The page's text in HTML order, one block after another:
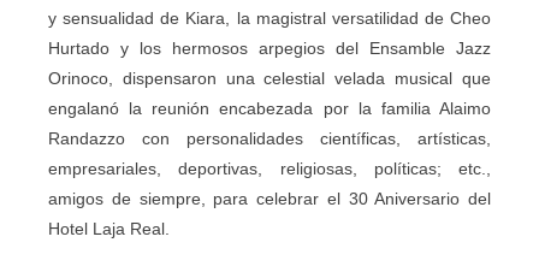
y sensualidad de Kiara, la magistral versatilidad de Cheo
Hurtado y los hermosos arpegios del Ensamble Jazz
Orinoco, dispensaron una celestial velada musical que
engalanó la reunión encabezada por la familia Alaimo
Randazzo con personalidades científicas, artísticas,
empresariales, deportivas, religiosas, políticas; etc.,
amigos de siempre, para celebrar el 30 Aniversario del
Hotel Laja Real.